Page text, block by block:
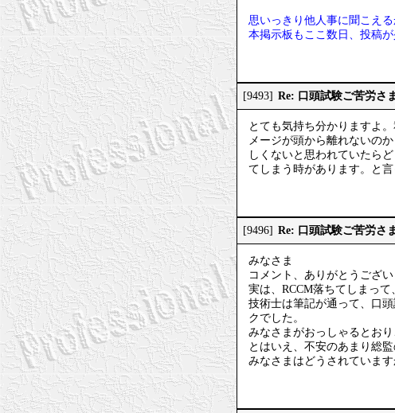
思いっきり他人事に聞こえ
本掲示板もここ数日、投稿
[9493] Re: 口頭試験ご苦労さ
とても気持ち分かりますよ
メージが頭から離れないの
しくないと思われていたら
てしまう時があります。と
[9496] Re: 口頭試験ご苦労さ
みなさま
コメント、ありがとうござい
実は、RCCM落ちてしまっ
技術士は筆記が通って、口
クでした。
みなさまがおっしゃるとお
とはいえ、不安のあまり総
みなさまはどうされています